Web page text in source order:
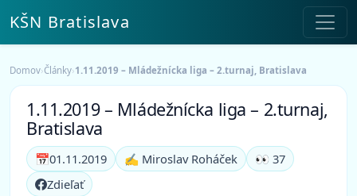
KŠN Bratislava
Domov›Články›1.11.2019 – Mládežnícka liga – 2.turnaj, Bratislava
1.11.2019 – Mládežnícka liga – 2.turnaj,
Bratislava
📅01.11.2019 ✍️ Miroslav Roháček
👀 37
Zdieľať